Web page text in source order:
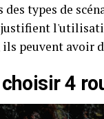
des types de
peuvent avoir
choisir 4